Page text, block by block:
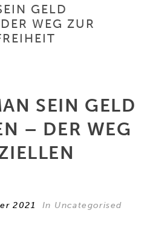
GELD
WEG ZUR
SEIN GELD
– DER WEG
2021 In Uncategorised